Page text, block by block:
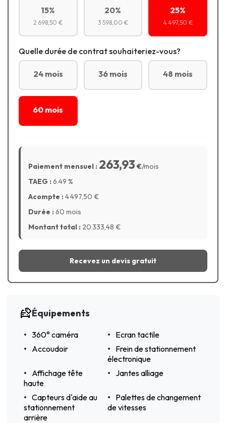
15%
2 698,50 €
20%
3 598,00 €
25%
4 497,50 €
Quelle durée de contrat souhaiteriez-vous?
24 mois 36 mois 48 mois
60 mois
Paiement mensuel : 263,93 €/mois
TAEG :6.49 %
Acompte :4 497,50 €
Durée :60 mois
Montant total : 20 333,48 €
Recevez un devis gratuit
Équipements
360° caméra
Ecran tactile
Accoudoir
Frein de stationnement
électronique
Affichage tête
haute
Jantes alliage
Capteurs d'aide au
stationnement
arrière
Palettes de changement
de vitesses